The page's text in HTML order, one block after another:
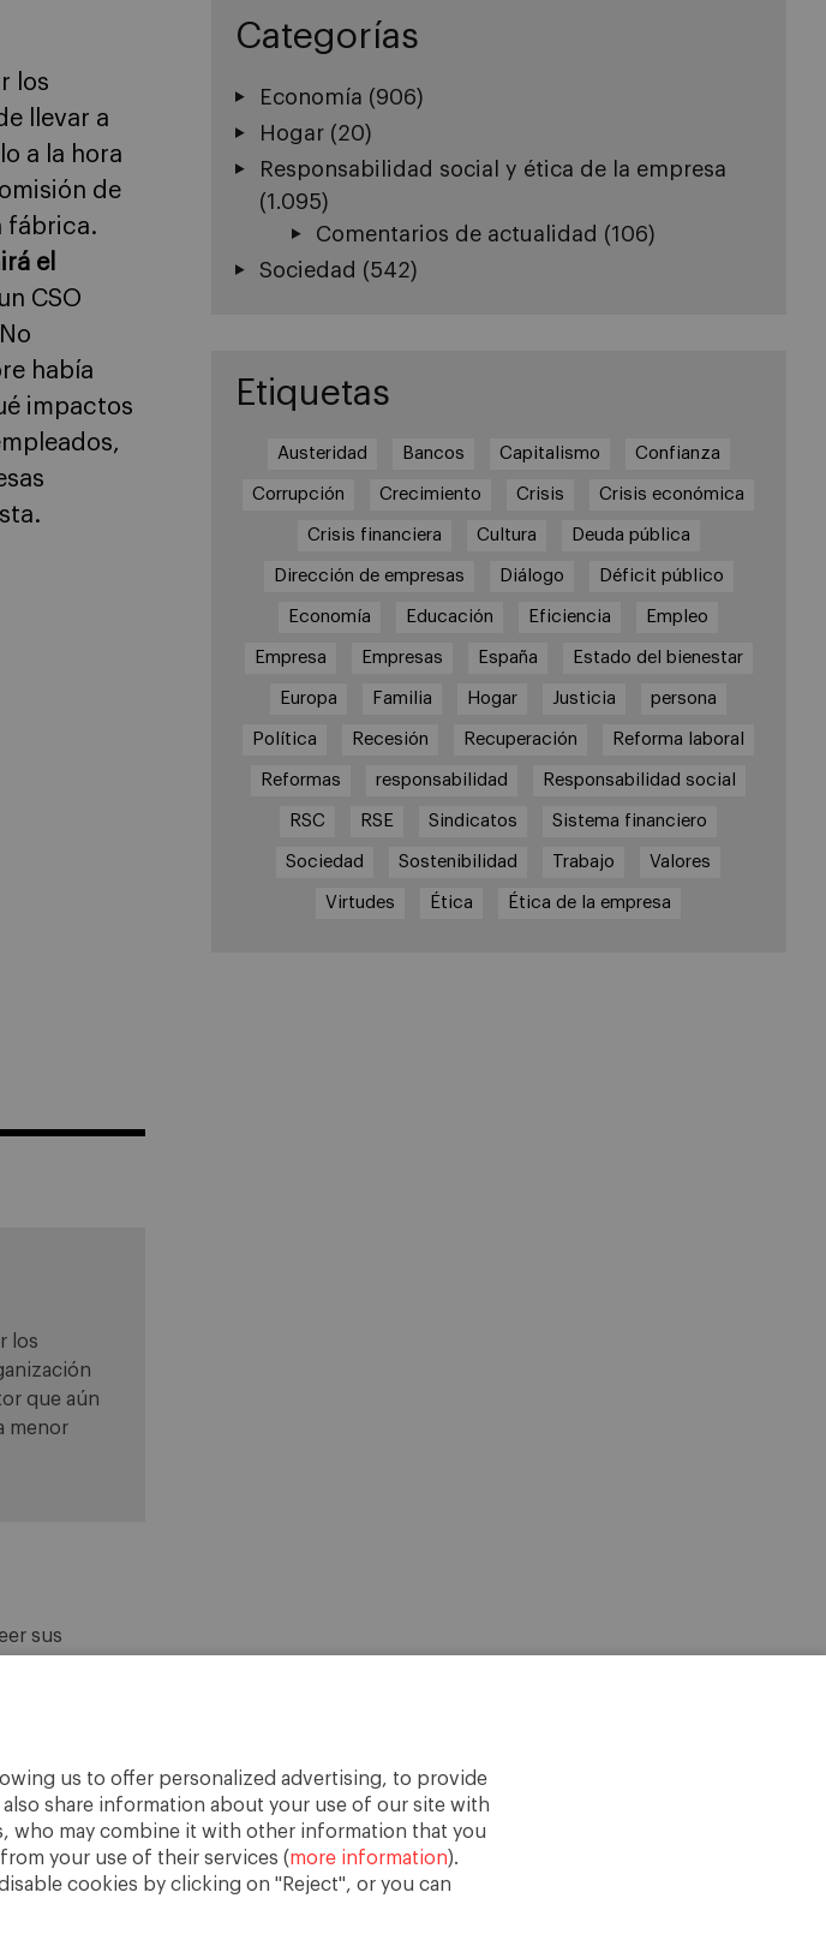
us to offer personalized advertising, to provide
share information about your use of our site with
who may combine it with other information that you
your use of their services (more information).
cookies by clicking on "Reject", or you can
los
llevar a
a la hora
de
fábrica.
el
CSO
había
impactos
los
que aún
menor
sus
Categorías
Economía (906)
Hogar(20)
Responsabilidad social y ética de la empresa
(1.095)
Comentarios de actualidad (106)
Sociedad (542)
Etiquetas
Austeridad Bancos Capitalismo Confianza
Corrupción Crecimiento Crisis Crisis económica
Crisis financiera Cultura Deuda pública
Dirección de empresas Diálogo Déficit público
Economía Educación Eficiencia Empleo
Empresa Empresas España Estado del bienestar
Europa Familia Hogar Justicia persona
Política Recesión Recuperación Reforma laboral
Reformas responsabilidad Responsabilidad social
RSC RSE Sindicatos Sistema financiero
Sociedad Sostenibilidad Trabajo Valores
Virtudes Ética Ética de la empresa